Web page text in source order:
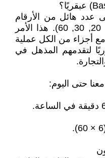
على عدد هائل من الأرقام
(1, 2, 3, 4, 5, 6, 10, 12, 15, 20, 30, 60). هذا الأمر
أجزاء من الكل عملية
لتقدمهم المذهل في
حتى اليوم: